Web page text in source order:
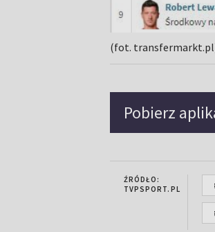
(fot.
Pobierz
ŹRÓDŁO:
TVPSPORT.PL